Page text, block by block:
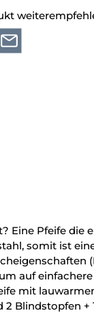
Eine Pfeife die
somit ist
auf
mit
Blindstopfen +